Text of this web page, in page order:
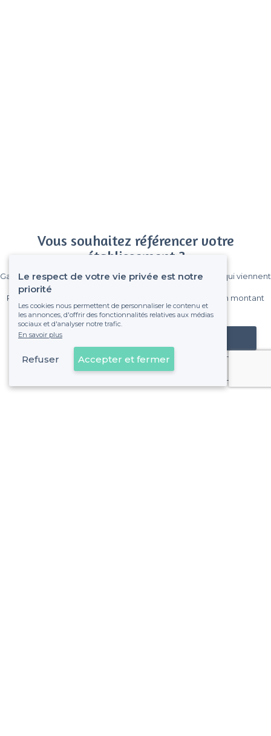
Vous souhaitez référencer votre
établissement ?
Gagnez de nombreux clients parmi le million de visiteurs qui viennent
Pas de commissions et sans engagement, vous payez un montant
fixe sans risque de voir déraper la facture.
Référencer mon établissement
Déjà client
Le respect de votre vie privée est notre
priorité
Les cookies nous permettent de personnaliser le contenu et
les annonces, d'offrir des fonctionnalités relatives aux médias
sociaux et d'analyser notre trafic.
En savoir plus
Refuser Accepter et fermer